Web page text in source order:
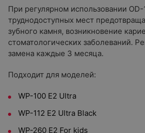
При регулярном использовании OD-
труднодоступных мест
зубного камня, возникновение
стоматологических заболеваний.
замена каждые 3 месяца.
Подходит для моделей:
WP-100 E2 Ultra
WP-112 E2 Ultra Black
WP-260 E2 For kids